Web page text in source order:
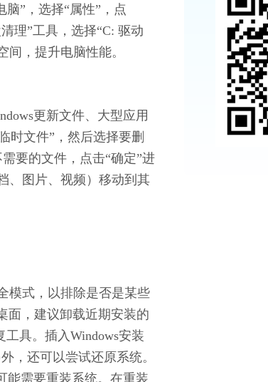
”，选择“属性”，点
理”工具，选择“C: 驱动
，提升电脑性能。
更新文件、大型应用
时文件”，然后选择要删
要的文件，点击“确定”进
、图片、视频）移动到其
模式，以排除是否是某些
面，建议卸载近期安装的
具。插入Windows安装
，还可以尝试还原系统。
能需要重装系统。在重装